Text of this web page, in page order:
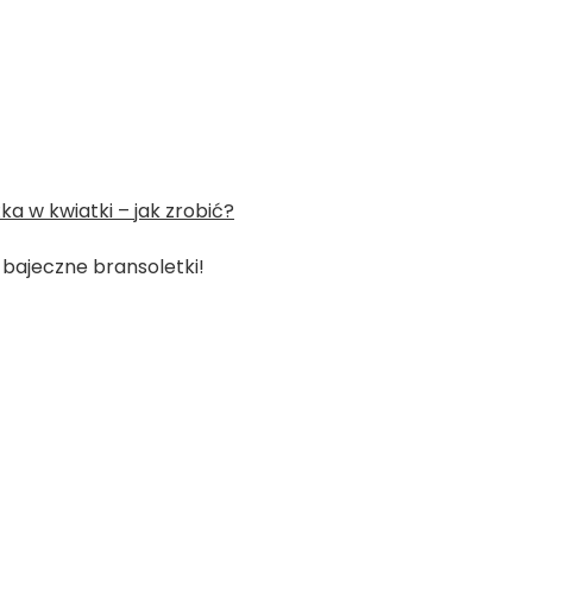
w kwiatki – jak zrobić?
bajeczne bransoletki!